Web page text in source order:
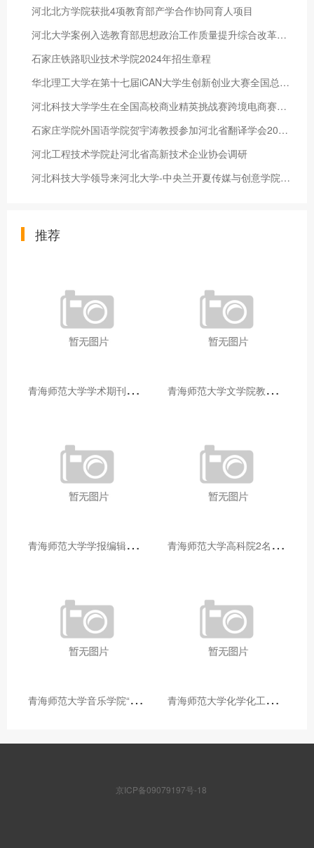
河北北方学院获批4项教育部产学合作协同育人项目
河北大学案例入选教育部思想政治工作质量提升综合改革与精品建设项目
石家庄铁路职业技术学院2024年招生章程
华北理工大学在第十七届iCAN大学生创新创业大赛全国总决赛荣获佳绩
河北科技大学学生在全国高校商业精英挑战赛跨境电商赛道中斩获佳绩
石家庄学院外国语学院贺宇涛教授参加河北省翻译学会2024年年会并作分论坛总结报告
河北工程技术学院赴河北省高新技术企业协会调研
河北科技大学领导来河北大学-中央兰开夏传媒与创意学院调研
推荐
青
海师范大学学术期刊两个专栏入选2025年青海省期刊重点专栏 青
海师范大学文学院教师赴山东省相关高校和学术机构交流学习
青
海师范大学学报编辑部赴大通县城关镇上毛佰胜村开展帮扶慰问活动 青
海师范大学高科院2名专家当选中国科学院院士
青
海师范大学音乐学院“青舞华章”本科舞蹈专业中期汇报圆满落幕 青
海师范大学化学化工学院开展铸牢中华民族共同体意识大讲堂活动
京ICP备09079197号-18